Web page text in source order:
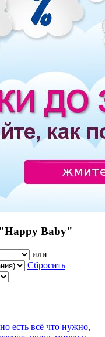
Baby"
или
Сбросить
есть всё что нужно,